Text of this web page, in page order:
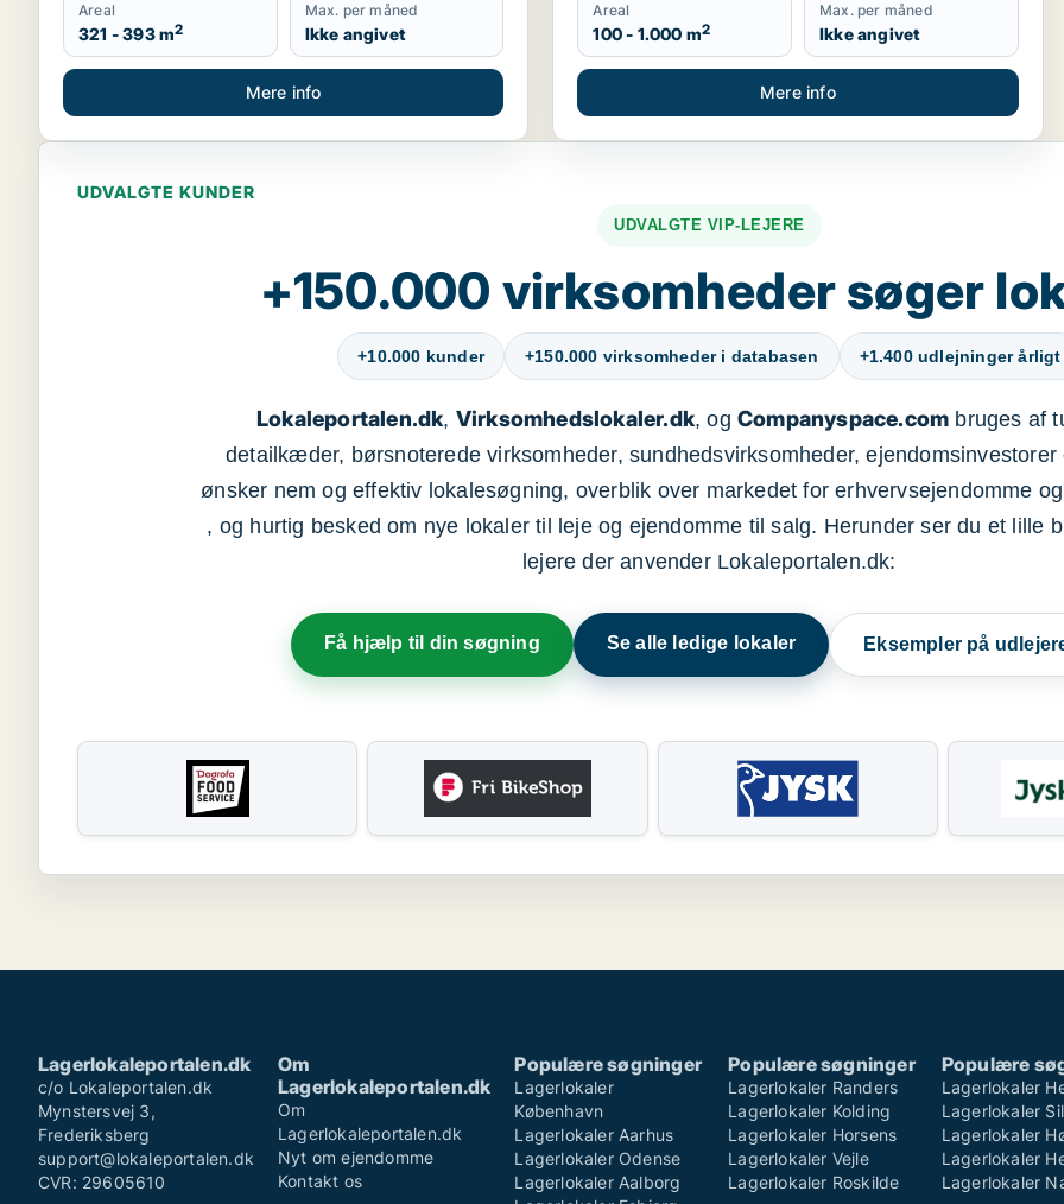
Areal
321 - 393 m2
Max. per måned
Ikke angivet
Mere info
Areal
100 - 1.000 m2
Max. per måned
Ikke angivet
Mere info
UDVALGTE KUNDER
UDVALGTE VIP-LEJERE
+150.000 virksomheder søger
+10.000 kunder +150.000 virksomheder i databasen +1.400 udlejninger årligt
Lokaleportalen.dk, Virksomhedslokaler.dk, og Companyspace.com bruges af
detailkæder, børsnoterede virksomheder, sundhedsvirksomheder, ejendomsinvestorer
ønsker nem og effektiv lokalesøgning, overblik over markedet for erhvervsejendomme
, og hurtig besked om nye lokaler til leje og ejendomme til salg. Herunder ser du et lille
lejere der anvender Lokaleportalen.dk:
Få hjælp til din søgning Se alle ledige lokaler Eksempler på
Lagerlokaleportalen.dk
c/o Lokaleportalen.dk
Mynstersvej 3,
Frederiksberg
support@lokaleportalen.dk
CVR: 29605610
Om
Lagerlokaleportalen.dk
Om
Lagerlokaleportalen.dk
Nyt om ejendomme
Kontakt os
Populære søgninger
Lagerlokaler
København
Lagerlokaler Aarhus
Lagerlokaler Odense
Lagerlokaler Aalborg
Populære søgninger
Lagerlokaler Randers
Lagerlokaler Kolding
Lagerlokaler Horsens
Lagerlokaler Vejle
Lagerlokaler Roskilde
Populære
Lagerlokaler
Lagerlokaler
Lagerlokaler
Lagerlokaler
Lagerlokaler